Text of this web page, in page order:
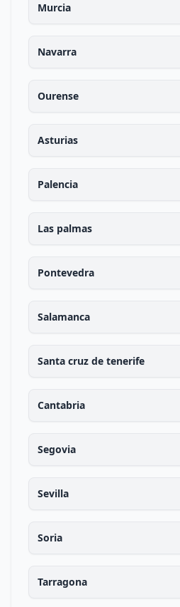
Murcia
Navarra
Ourense
Asturias
Palencia
Las palmas
Pontevedra
Salamanca
Santa cruz de tenerife
Cantabria
Segovia
Sevilla
Soria
Tarragona